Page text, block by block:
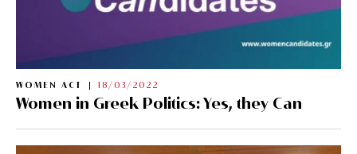
WOMEN ACT 18/03/2022
Women in Greek Politics: Yes, they Can